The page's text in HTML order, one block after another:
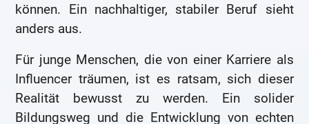
können. Ein nachhaltiger, stabiler Beruf sieht
anders aus.
Für junge Menschen, die von einer Karriere als
Influencer träumen, ist es ratsam, sich dieser
Realität bewusst zu werden. Ein solider
Bildungsweg und die Entwicklung von echten